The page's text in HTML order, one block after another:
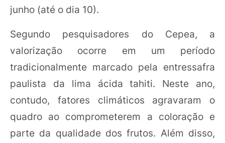
junho (até o dia 10).
Segundo pesquisadores do Cepea, a
valorização ocorre em um período
tradicionalmente marcado pela entressafra
paulista da lima ácida tahiti. Neste ano,
contudo, fatores climáticos agravaram o
quadro ao comprometerem a coloração e
parte da qualidade dos frutos. Além disso,